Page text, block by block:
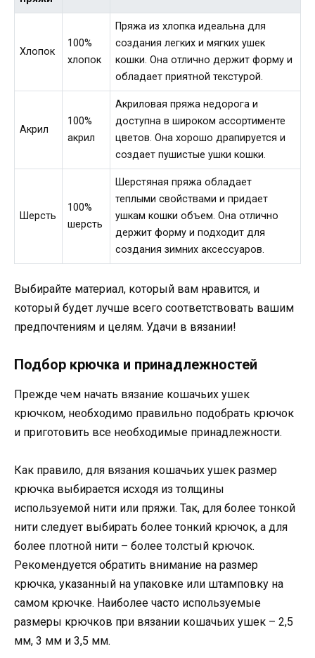
Хлопок
100%
хлопок
Пряжа из хлопка идеальна для
создания легких и мягких ушек
кошки. Она отлично держит форму и
обладает приятной текстурой.
Акрил
100%
акрил
Акриловая пряжа недорога и
доступна в широком ассортименте
цветов. Она хорошо драпируется и
создает пушистые ушки кошки.
Шерсть
100%
шерсть
Шерстяная пряжа обладает
теплыми свойствами и придает
ушкам кошки объем. Она отлично
держит форму и подходит для
создания зимних аксессуаров.
Выбирайте материал, который вам нравится, и
который будет лучше всего соответствовать вашим
предпочтениям и целям. Удачи в вязании!
Подбор крючка и принадлежностей
Прежде чем начать вязание кошачьих ушек
крючком, необходимо правильно подобрать крючок
и приготовить все необходимые принадлежности.
Как правило, для вязания кошачьих ушек размер
крючка выбирается исходя из толщины
используемой нити или пряжи. Так, для более тонкой
нити следует выбирать более тонкий крючок, а для
более плотной нити – более толстый крючок.
Рекомендуется обратить внимание на размер
крючка, указанный на упаковке или штамповку на
самом крючке. Наиболее часто используемые
размеры крючков при вязании кошачьих ушек – 2,5
мм, 3 мм и 3,5 мм.